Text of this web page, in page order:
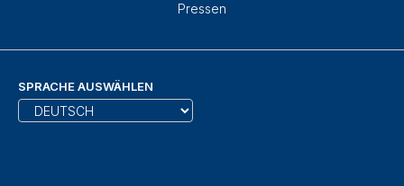
Pressen
SPRACHE AUSWÄHLEN